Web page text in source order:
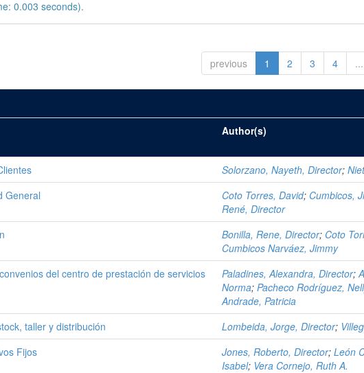
0.003 seconds).
previous 1 2 3 4 ...
Author(s)
Solorzano, Nayeth, Director;
General Coto Torres, David; Cumbicos,
René, Director
Bonilla, Rene, Director; Coto
Cumbicos Narváez, Jimmy
del centro de prestación de servicios Paladines, Alexandra, Director;
Norma;Pacheco Rodríguez,
Andrade, Patricia
taller y distribución Lombeida, Jorge, Director;
Fijos Jones, Roberto, Director;León
Isabel; Vera Cornejo, Ruth A.